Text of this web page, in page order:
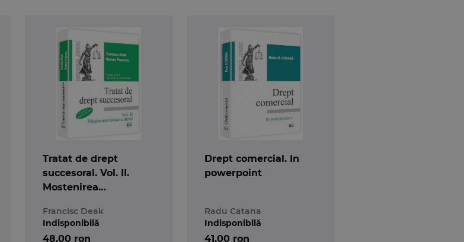
Tratat de drept
succesoral. Vol. II.
Mostenirea
Conform noului Cod
civil
Francisc Deak
48,00 ron
Indisponibilă
Drept comercial. In
powerpoint
Radu Catana
41,00 ron
Indisponibilă